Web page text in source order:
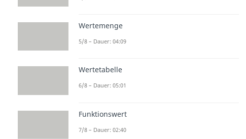
Wertemenge
5/8 – Dauer: 04:09
Wertetabelle
6/8 – Dauer: 05:01
Funktionswert
7/8 – Dauer: 02:40